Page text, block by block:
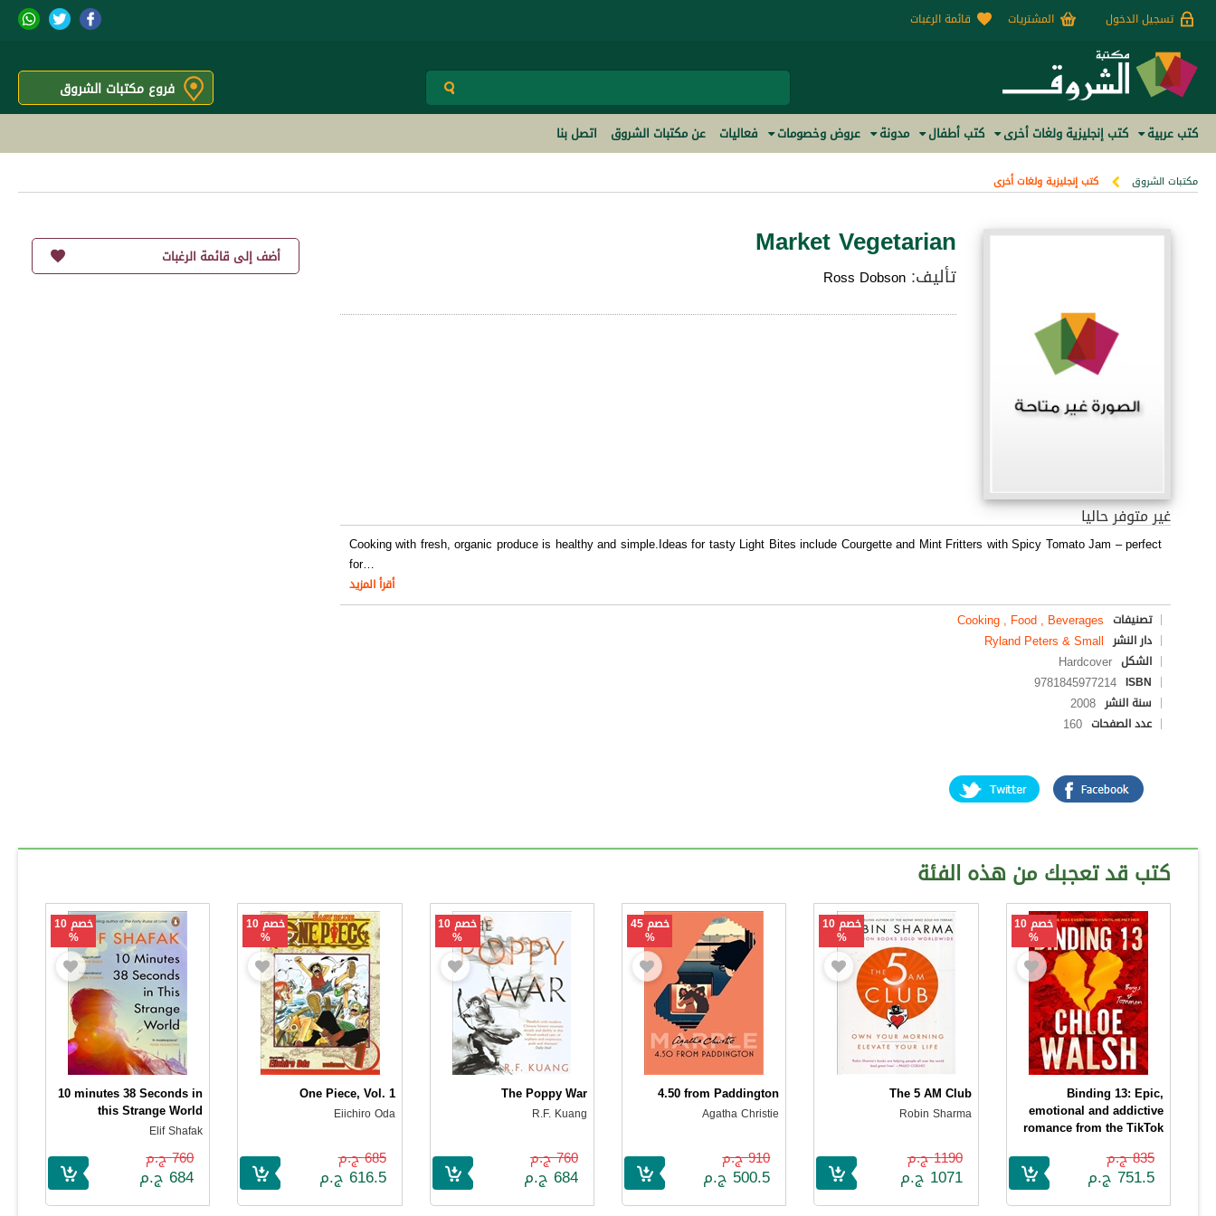
تسجيل الدخول المشتريات قائمة الرغبات
فروع مكتبات الشروق
كتب عربية كتب إنجليزية ولغات أخرى كتب أطفال مدونة عروض وخصومات فعاليات عن مكتبات الشروق اتصل بنا
مكتبات الشروق كتب إنجليزية ولغات أخرى
Market Vegetarian
تأليف: Ross Dobson
غير متوفر حاليا
Cooking with fresh, organic produce is healthy and simple.Ideas for tasty Light Bites include Courgette and Mint Fritters with Spicy Tomato Jam – perfect
for…
أقرأ المزيد
تصنيفات Cooking , Food , Beverages
دار النشر Ryland Peters & Small
الشكل Hardcover
ISBN
9781845977214
سنة النشر 2008
عدد الصفحات 160
أضف إلى قائمة الرغبات
كتب قد تعجبك من هذه الفئة
خصم 10
%
Binding 13: Epic,
emotional and addictive
romance from the TikTok
Chloe Walsh
835 ج.م
751.5 ج.م
خصم 10
%
The 5 AM Club
Robin Sharma
1190 ج.م
1071 ج.م
خصم 45
%
4.50 from Paddington
Agatha Christie
910 ج.م
500.5 ج.م
خصم 10
%
The Poppy War
R.F. Kuang
760 ج.م
684 ج.م
خصم 10
%
One Piece, Vol. 1
Eiichiro Oda
685 ج.م
616.5 ج.م
خصم 10
%
10 minutes 38 Seconds in
this Strange World
Elif Shafak
760 ج.م
684 ج.م